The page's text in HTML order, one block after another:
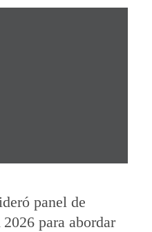
panel de
para abordar